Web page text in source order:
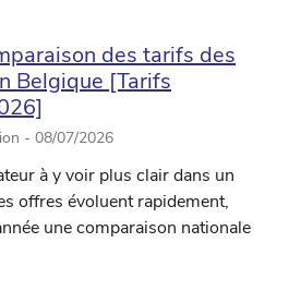
des tarifs des
Belgique [Tarifs
- 08/07/2026
à y voir plus clair dans un
offres évoluent rapidement,
une comparaison nationale